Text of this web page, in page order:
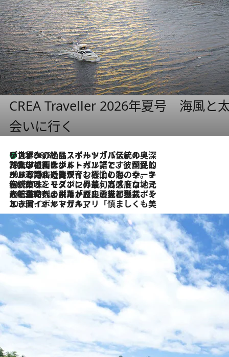
CREA Traveller 2026年夏号 海風と
会いに行く
2026.8.8
リスボンの絶品スイーツ「パステル・デ・ナタ」とは？ポルトガル伝統の奥深い世界へ
2026.7.27
「私の祖国はポルトガル語です」国民的詩人フェルナンド・ペソアと、彼が愛した文学の街を歩く
2026.7.26
ポルトガル近海が育む極上の海の幸。キリリと冷えた白ワインと愉しむ、シーフード専門店の贅沢
2026.7.22
伝統の味をモダンに昇華。高感度な地元客が集う、リスボンの最旬ガストロノミー
2026.7.21
大航海時代の栄華から、震災、独裁、そして革命へ。ポルトガル・首都リスボンの石畳に刻まれた「歴史の光と影」
2026.7.13
エッセイ・ヤマザキマリ「慎ましくも美しき国 ポルトガル」